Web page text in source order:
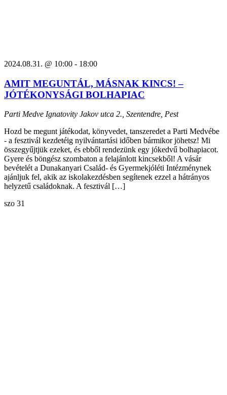
2024.08.31. @ 10:00 - 18:00
AMIT MEGUNTÁL, MÁSNAK KINCS! –
JÓTÉKONYSÁGI BOLHAPIAC
Parti Medve Ignatovity Jakov utca 2., Szentendre, Pest
Hozd be megunt játékodat, könyvedet, tanszeredet a Parti Medvébe
- a fesztivál kezdetéig nyilvántartási időben bármikor jöhetsz! Mi
összegyűjtjük ezeket, és ebből rendezünk egy jókedvű bolhapiacot.
Gyere és böngész szombaton a felajánlott kincsekből! A vásár
bevételét a Dunakanyari Család- és Gyermekjóléti Intézménynek
ajánljuk fel, akik az iskolakezdésben segítenek ezzel a hátrányos
helyzetű családoknak. A fesztivál […]
szo 31